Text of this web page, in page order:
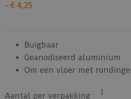
- € 4,25
Buigbaar
Geanodiseerd aluminium
Om een vloer met
Aantal per verpakking 1